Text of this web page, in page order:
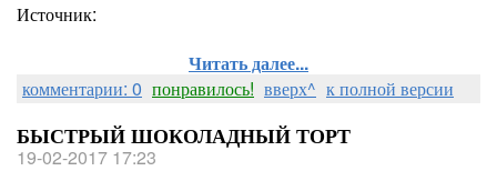
Источник:
Читать далее...
комментарии: 0 понравилось! вверх^ к полной версии
БЫСТРЫЙ ШОКОЛАДНЫЙ ТОРТ
19-02-2017 17:23